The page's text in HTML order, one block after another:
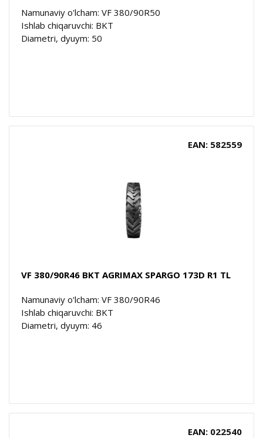
Namunaviy o'lcham: VF 380/90R50
Ishlab chiqaruvchi: BKT
Diametri, dyuym: 50
EAN: 582559
VF 380/90R46 BKT AGRIMAX SPARGO 173D R1 TL
Namunaviy o'lcham: VF 380/90R46
Ishlab chiqaruvchi: BKT
Diametri, dyuym: 46
EAN: 022540